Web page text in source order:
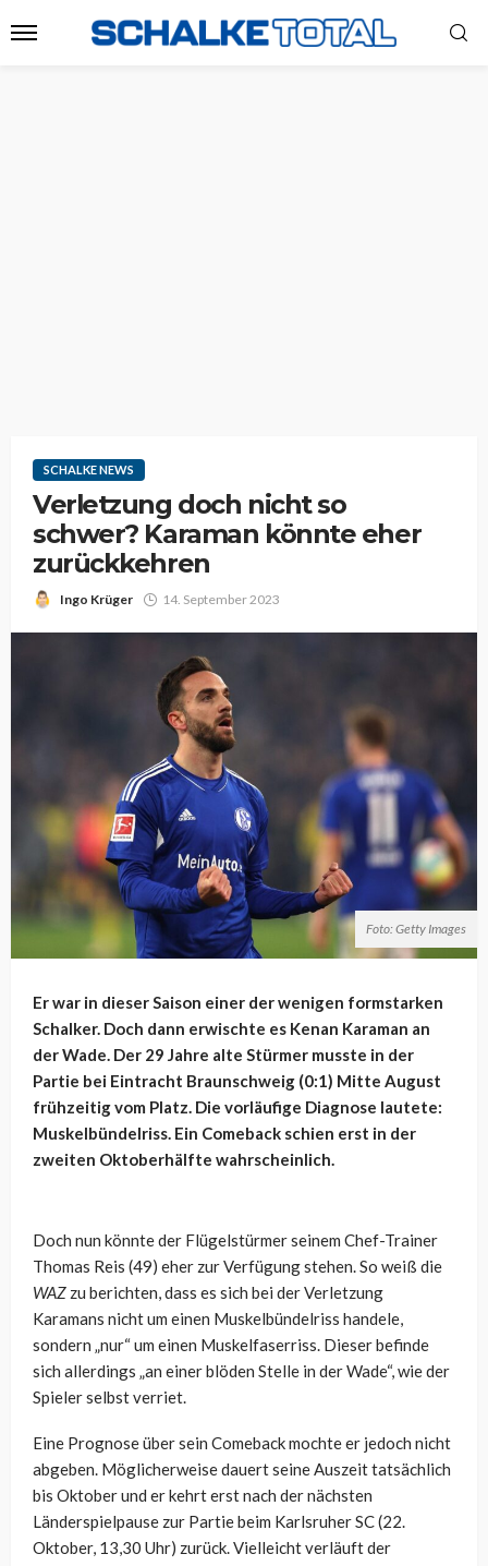
SCHALKE NEWS
Verletzung doch nicht so
schwer? Karaman könnte eher
zurückkehren
Ingo Krüger 14. September 2023
Foto: Getty Images
Er war in dieser Saison einer der wenigen formstarken
Schalker. Doch dann erwischte es Kenan Karaman an
der Wade. Der 29 Jahre alte Stürmer musste in der
Partie bei Eintracht Braunschweig (0:1) Mitte August
frühzeitig vom Platz. Die vorläufige Diagnose lautete:
Muskelbündelriss. Ein Comeback schien erst in der
zweiten Oktoberhälfte wahrscheinlich.
Doch nun könnte der Flügelstürmer seinem Chef-Trainer
Thomas Reis (49) eher zur Verfügung stehen. So weiß die
WAZ zu berichten, dass es sich bei der Verletzung
Karamans nicht um einen Muskelbündelriss handele,
sondern „nur“ um einen Muskelfaserriss. Dieser befinde
sich allerdings „an einer blöden Stelle in der Wade“, wie der
Spieler selbst verriet.
Eine Prognose über sein Comeback mochte er jedoch nicht
abgeben. Möglicherweise dauert seine Auszeit tatsächlich
bis Oktober und er kehrt erst nach der nächsten
Länderspielpause zur Partie beim Karlsruher SC (22.
Oktober, 13,30 Uhr) zurück. Vielleicht verläuft der